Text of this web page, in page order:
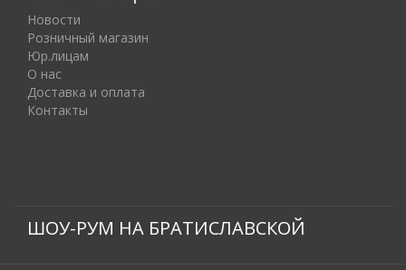
Новости
Розничный магазин
Юр.лицам
О нас
Доставка и оплата
Контакты
ШОУ-РУМ НА БРАТИСЛАВСКОЙ